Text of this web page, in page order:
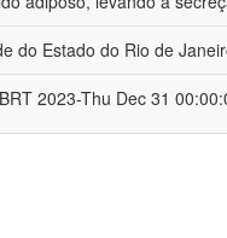
do Estado do Rio de
2023-Thu Dec 31